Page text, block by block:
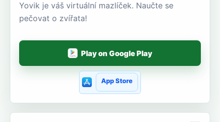
Yovik je váš virtuální mazlíček. Naučte se
pečovat o zvířata!
Play on Google Play
App Store